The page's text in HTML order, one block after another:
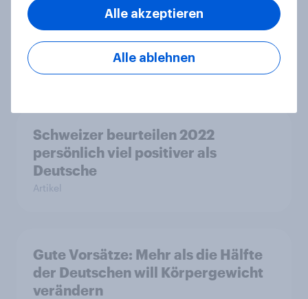
2022 wird von Schweizern
auffallend positiver beurteilt als
von Deutschen
Artikel
Schweizer beurteilen 2022
persönlich viel positiver als
Deutsche
Artikel
Gute Vorsätze: Mehr als die Hälfte
der Deutschen will Körpergewicht
verändern
Alle ablehnen
Alle akzeptieren